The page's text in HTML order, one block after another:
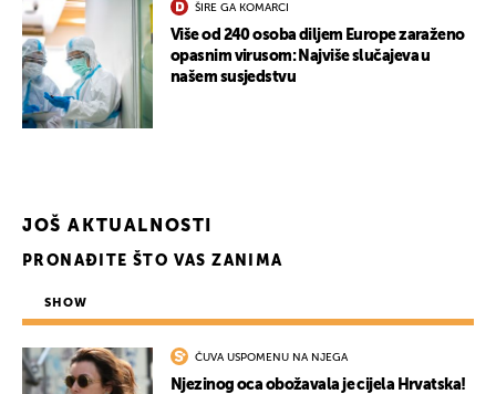
ŠIRE GA KOMARCI
Više od 240 osoba diljem Europe zaraženo
opasnim virusom: Najviše slučajeva u
našem susjedstvu
JOŠ AKTUALNOSTI
PRONAĐITE ŠTO VAS ZANIMA
SHOW
ČUVA USPOMENU NA NJEGA
Njezinog oca obožavala je cijela Hrvatska!